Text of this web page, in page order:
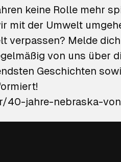
keine Rolle mehr
mit der Umwelt
verpassen? Melde
von uns über
Geschichten